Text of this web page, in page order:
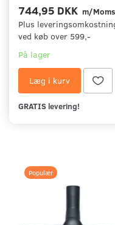
744,95 DKK m/Moms
Plus
ved køb over 599,-
På lager
Læg i kurv
GRATIS levering!
Populær